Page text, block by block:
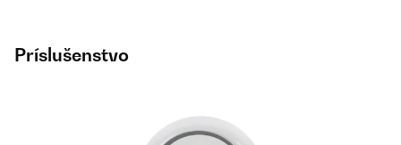
Príslušenstvo